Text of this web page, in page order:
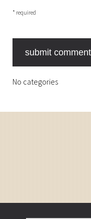
* required
No categories